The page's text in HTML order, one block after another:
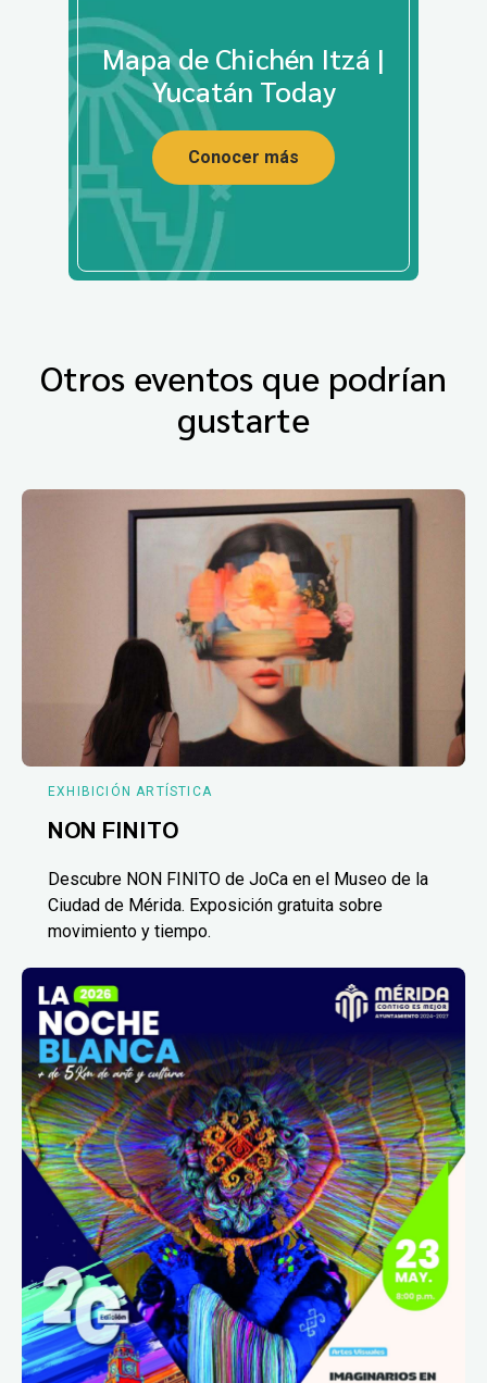
Mapa de Chichén Itzá |
Yucatán Today
Conocer más
Otros eventos que podrían
gustarte
EXHIBICIÓN ARTÍSTICA
NON FINITO
Descubre NON FINITO de JoCa en el Museo de la
Ciudad de Mérida. Exposición gratuita sobre
movimiento y tiempo.